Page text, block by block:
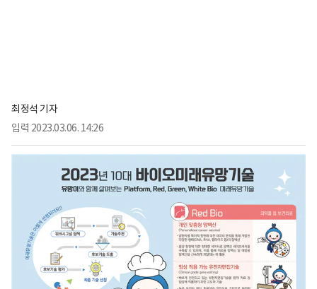
최정석 기자
입력 2023.03.06. 14:26